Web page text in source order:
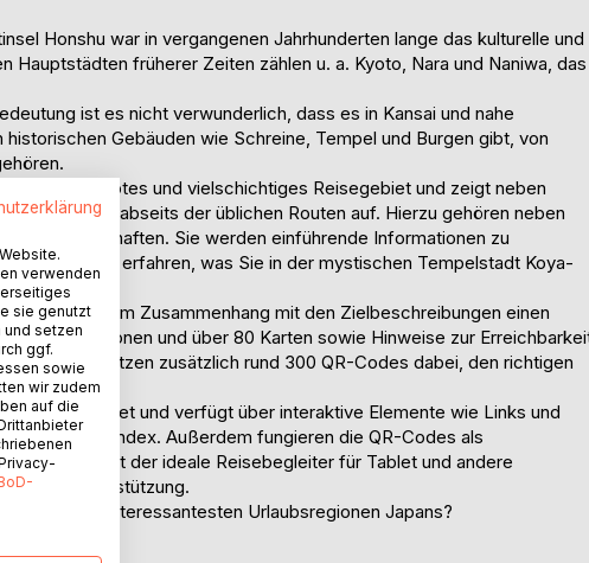
Honshu war in vergangenen Jahrhunderten lange das kulturelle und
Hauptstädten früherer Zeiten zählen u. a. Kyoto, Nara und Naniwa, das
ist es nicht verwunderlich, dass es in Kansai und nahe
Gebäuden wie Schreine, Tempel und Burgen gibt, von
in ein beliebtes und vielschichtiges Reisegebiet und zeigt neben
abseits der üblichen Routen auf. Hierzu gehören neben
Landschaften. Sie werden einführende Informationen zu
finden und erfahren, was Sie in der mystischen Tempelstadt Koya-
erwartet.
vermitteln im Zusammenhang mit den Zielbeschreibungen einen
und über 80 Karten sowie Hinweise zur
Ort unterstützen zusätzlich rund 300 QR-Codes dabei, den richtigen
farbig gestaltet und verfügt über interaktive Elemente wie Links und
und dem Index. Außerdem fungieren die QR-Codes als
vor Ort. Es ist der ideale Reisebegleiter für Tablet und andere
direkte Unterstützung.
in einer der interessantesten Urlaubsregionen Japans?
verwenden
sie genutzt
setzen
ggf.
sowie
wir zudem
auf die